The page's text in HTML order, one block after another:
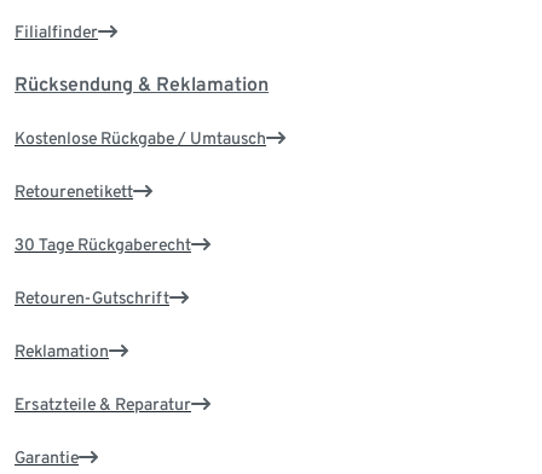
Filialfinder
Rücksendung & Reklamation
Kostenlose Rückgabe / Umtausch
Retourenetikett
30 Tage Rückgaberecht
Retouren-Gutschrift
Reklamation
Ersatzteile & Reparatur
Garantie